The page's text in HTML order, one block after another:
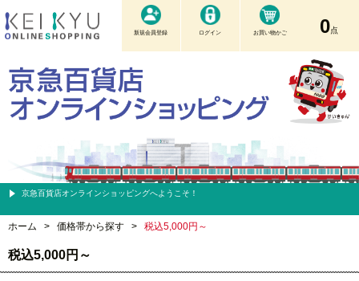
新規会員登録 ログイン お買い物かご 0点
京急百貨店オンラインショッピングへようこそ！
ホーム > 価格帯から探す > 税込5,000円～
税込5,000円～